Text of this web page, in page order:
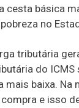
básica
no
tributária
do
baixa. Na
e isso